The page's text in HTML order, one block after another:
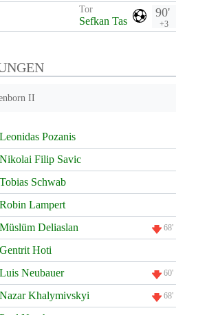
90'
+3
Tor
Sefkan Tas
II
Leonidas Pozanis
Nikolai Filip Savic
Tobias Schwab
Robin Lampert
Müslüm Deliaslan 68'
Gentrit Hoti
Luis Neubauer 60'
Nazar Khalymivskyi 68'